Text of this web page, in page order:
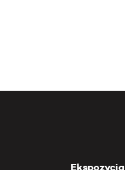
Ekspozycja